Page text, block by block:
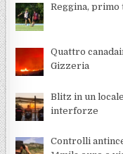
Reggina, primo
Quattro
Gizzeria
Blitz in un
interforze
Controlli